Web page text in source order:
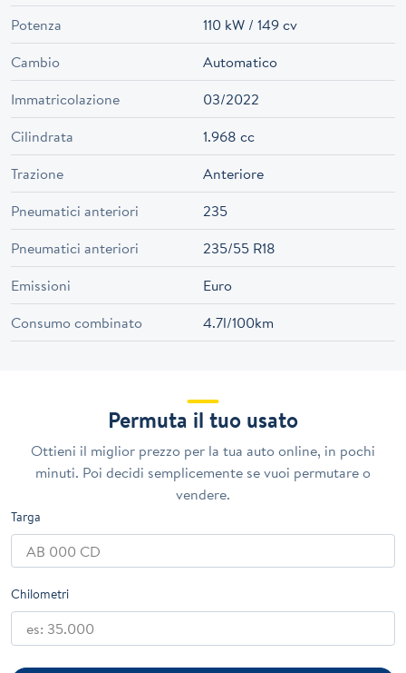
Potenza
110 kW / 149 cv
Cambio
Automatico
Immatricolazione
03/2022
Cilindrata
1.968 cc
Trazione
Anteriore
Pneumatici anteriori
235
Pneumatici anteriori
235/55 R18
Emissioni
Euro
Consumo combinato
4.7l/100km
Permuta il tuo usato
Ottieni il miglior prezzo per la tua auto online, in pochi
minuti. Poi decidi semplicemente se vuoi permutare o
vendere.
Targa
Chilometri